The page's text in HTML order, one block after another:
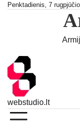
SkipPenktadienis, 7
webstudio.lt